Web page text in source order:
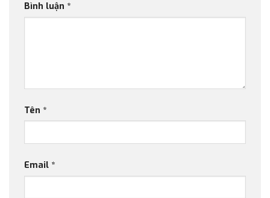
Bình luận *
Tên *
Email *